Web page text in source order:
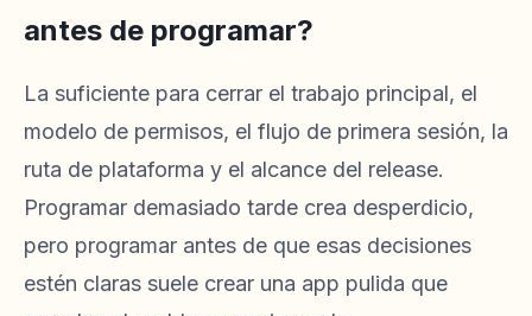
antes de programar?
La suficiente para cerrar el trabajo principal, el
modelo de permisos, el flujo de primera sesión, la
ruta de plataforma y el alcance del release.
Programar demasiado tarde crea desperdicio,
pero programar antes de que esas decisiones
estén claras suele crear una app pulida que